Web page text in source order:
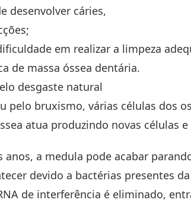
desenvolver cáries,
em realizar a limpeza
de massa óssea dentária.
desgaste natural
pelo bruxismo, várias células dos
atua produzindo novas células
anos, a medula pode acabar
devido a bactérias presentes
de interferência é eliminado,